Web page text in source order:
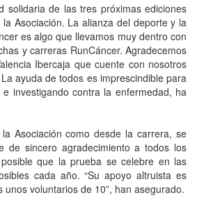
solidaria de las tres próximas ediciones
Asociación. La alianza del deporte y la
es algo que llevamos muy dentro con
y carreras RunCáncer. Agradecemos
Ibercaja que cuente con nosotros
ayuda de todos es imprescindible para
investigando contra la enfermedad, ha
Asociación como desde la carrera, se
de sincero agradecimiento a todos los
que la prueba se celebre en las
cada año. “Su apoyo altruista es
voluntarios de 10”, han asegurado.